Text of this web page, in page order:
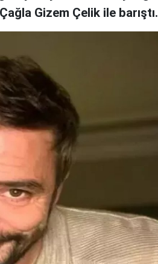
Gizem Çelik ile barıştı.